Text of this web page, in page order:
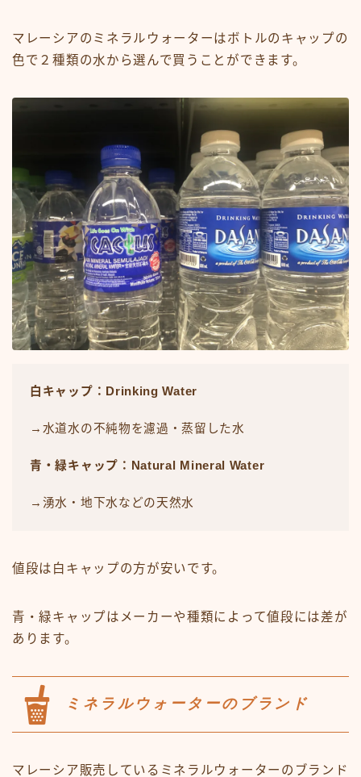
マレーシアのミネラルウォーターはボトルのキャップの
色で２種類の水から選んで買うことができます。
白キャップ：Drinking Water
→水道水の不純物を濾過・蒸留した水
青・緑キャップ：Natural Mineral Water
→湧水・地下水などの天然水
値段は白キャップの方が安いです。
青・緑キャップはメーカーや種類によって値段には差が
あります。
ミネラルウォーターのブランド
マレーシア販売しているミネラルウォーターのブランド